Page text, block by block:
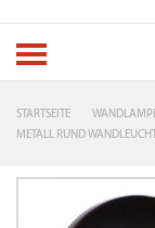
STARTSEITE
METALL RUND